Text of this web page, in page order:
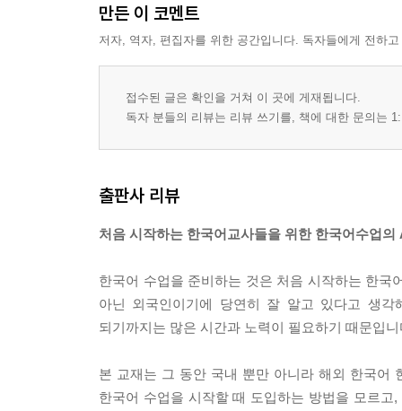
만든 이 코멘트
저자, 역자, 편집자를 위한 공간입니다. 독자들에게 전하
접수된 글은 확인을 거쳐 이 곳에 게재됩니다.
독자 분들의 리뷰는 리뷰 쓰기를, 책에 대한 문의는
출판사 리뷰
처음 시작하는 한국어교사들을 위한 한국어수업의
한국어 수업을 준비하는 것은 처음 시작하는 한
아닌 외국인이기에 당연히 잘 알고 있다고 생
되기까지는 많은 시간과 노력이 필요하기 때문입니
본 교재는 그 동안 국내 뿐만 아니라 해외 한국어
한국어 수업을 시작할 때 도입하는 방법을 모르